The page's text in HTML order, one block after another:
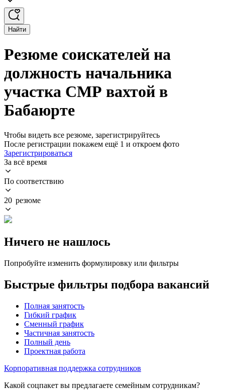
Найти
Резюме соискателей на
должность начальника
участка СМР вахтой в
Бабаюрте
Чтобы видеть все резюме, зарегистрируйтесь
После регистрации покажем ещё 1 и откроем фото
Зарегистрироваться
За всё время
По соответствию
20 резюме
Ничего не нашлось
Попробуйте изменить формулировку или фильтры
Быстрые фильтры подбора вакансий
Полная занятость
Гибкий график
Сменный график
Частичная занятость
Полный день
Проектная работа
Корпоративная поддержка сотрудников
Какой соцпакет вы предлагаете семейным сотрудникам?